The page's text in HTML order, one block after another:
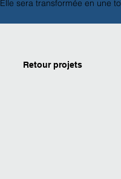
Elle sera transformée en une
Retour projets